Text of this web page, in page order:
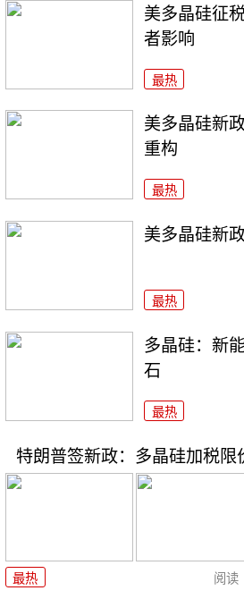
美多晶硅征
者影响
最热
美多晶硅新
重构
最热
美多晶硅新
最热
多晶硅：新
石
最热
特朗普签新政：多晶硅加税限
最热 阅读